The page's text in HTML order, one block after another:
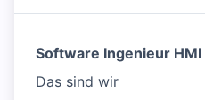
Software Ingenieur
Das sind wir